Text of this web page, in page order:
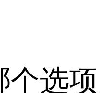
个选项